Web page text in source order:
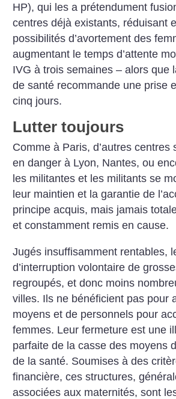
HP), qui les a prétendument
centres déjà existants, réduisant
possibilités d’avortement des
augmentant le temps d’attente
IVG à trois semaines – alors que
de santé recommande une prise
cinq jours.
Lutter toujours
Comme à Paris, d’autres centres
en danger à Lyon, Nantes, ou
les militantes et les militants se
leur maintien et la garantie de
principe acquis, mais jamais
et constamment remis en cause.
Jugés insuffisamment rentables,
d’interruption volontaire de
regroupés, et donc moins
villes. Ils ne bénéficient pas pour
moyens et de personnels pour
femmes. Leur fermeture est une
parfaite de la casse des moyens
de la santé. Soumises à des
financière, ces structures,
associées aux maternités, sont